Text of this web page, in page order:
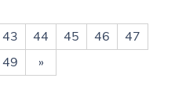
43 44 45 46
47
49 »